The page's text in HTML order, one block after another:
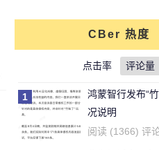
了。。。。
对文章: 你还能活多久？这个
可以给出答案 的评论
牛天王
刚看完王老吉的贴
结论，老鼠实验不
人。
CBer 热度
点击率 评论量
1
鸿蒙智行发布“
况说明
阅读 (1366) 评